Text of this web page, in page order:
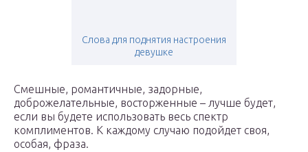
Слова для поднятия настроения
девушке
Смешные, романтичные, задорные,
доброжелательные, восторженные – лучше будет,
если вы будете использовать весь спектр
комплиментов. К каждому случаю подойдет своя,
особая, фраза.